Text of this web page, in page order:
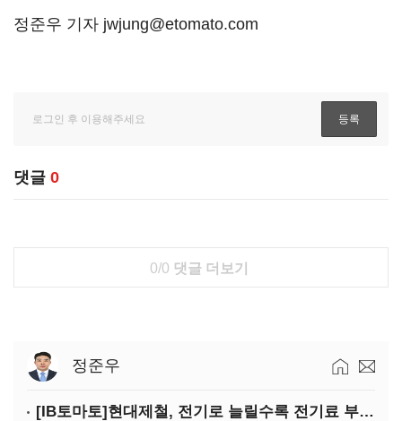
정준우 기자 jwjung@etomato.com
댓글 0
0/0 댓글 더보기
정준우
[IB토마토]현대제철, 전기로 늘릴수록 전기료 부담…저탄소 전환의 역설